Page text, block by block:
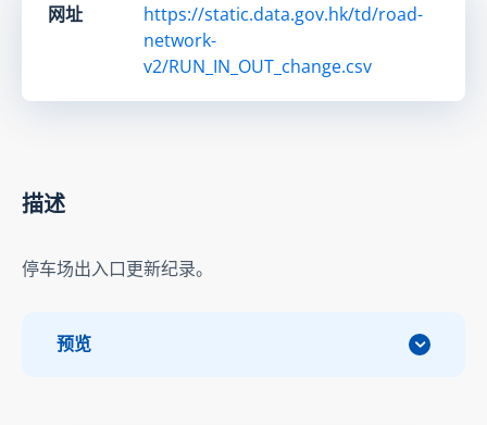
网址
https://static.data.gov.hk/td/road-
network-
v2/RUN_IN_OUT_change.csv
描述
停车场出入口更新纪录。
预览